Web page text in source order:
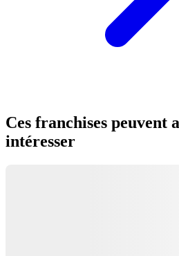
Ces franchises peuvent
intéresser